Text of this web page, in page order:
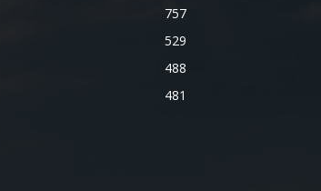
757
529
488
481